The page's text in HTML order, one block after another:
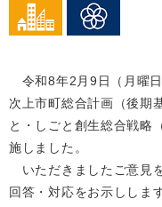
令和8年2月9日（月曜
次上市町総合計画（後期
と・しごと創生総合戦略
施しました。
いただきましたご意見
回答・対応をお示しします